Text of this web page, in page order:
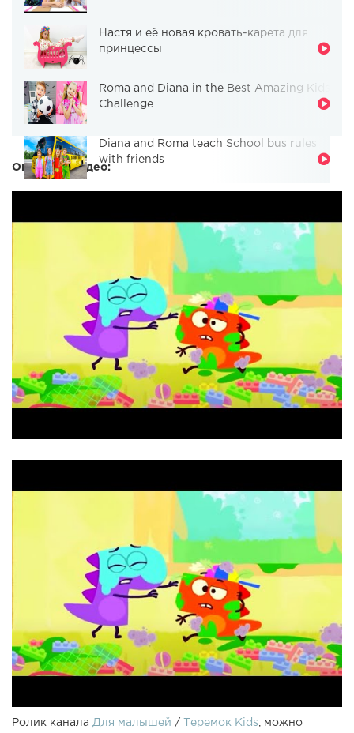
Настя и её новая кровать-карета для
принцессы
Roma and Diana in the Best Amazing Kids
Challenge
Diana and Roma teach School bus rules
with friends
Описание видео:
Ролик канала Для малышей / Теремок Kids , можно